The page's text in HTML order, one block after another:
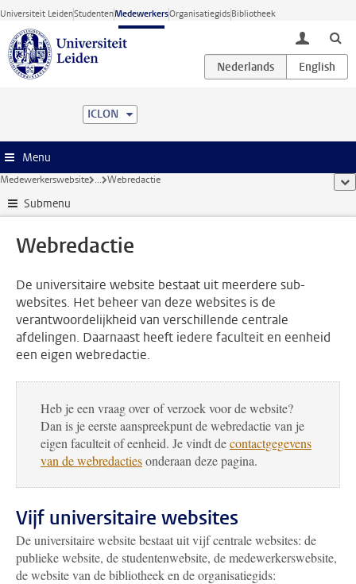
Ga direct naar de inhoud
Universiteit LeidenStudentenMedewerkersOrganisatiegidsBibliotheek
toggle
ICLON
Menu
Medewerkerswebsite ... Webredactie
Submenu
Webredactie
De universitaire website bestaat uit meerdere sub-
websites. Het beheer van deze websites is de
verantwoordelijkheid van verschillende centrale
afdelingen. Daarnaast heeft iedere faculteit en eenheid
een eigen webredactie.
Heb je een vraag over of verzoek voor de website?
Dan is je eerste aanspreekpunt de webredactie van je
eigen faculteit of eenheid. Je vindt decontactgegevens
van de webredactiesonderaan deze pagina.
Vijf universitaire websites
De universitaire website bestaat uit vijf centrale websites: de
publieke website, de studentenwebsite, de medewerkerswebsite,
de website van de bibliotheek en de organisatiegids: